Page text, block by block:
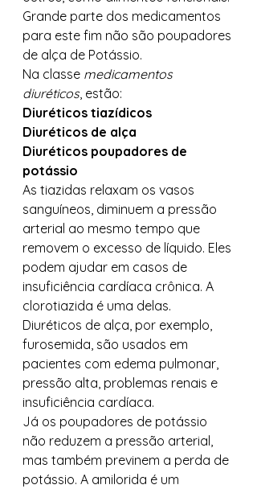
Grande parte dos medicamentos
para este fim não são poupadores
de alça de Potássio.
Na classe medicamentos
diuréticos, estão:
Diuréticos tiazídicos
Diuréticos de alça
Diuréticos poupadores de
potássio
As tiazidas relaxam os vasos
sanguíneos, diminuem a pressão
arterial ao mesmo tempo que
removem o excesso de líquido. Eles
podem ajudar em casos de
insuficiência cardíaca crônica. A
clorotiazida é uma delas.
Diuréticos de alça, por exemplo,
furosemida, são usados ​​em
pacientes com edema pulmonar,
pressão alta, problemas renais e
insuficiência cardíaca.
Já os poupadores de potássio
não reduzem a pressão arterial,
mas também previnem a perda de
potássio. A amilorida é um